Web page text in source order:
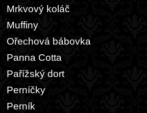
Mrkvový koláč
Muffiny
Ořechová bábovka
Panna Cotta
Pařížský dort
Perníčky
Perník